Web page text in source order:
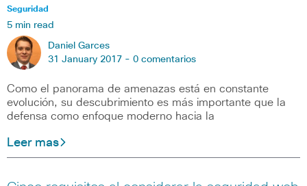
Seguridad
5 min read
Daniel Garces
31 January 2017 - 0 comentarios
Como el panorama de amenazas está en constante
evolución, su descubrimiento es más importante que la
defensa como enfoque moderno hacia la
Leer mas